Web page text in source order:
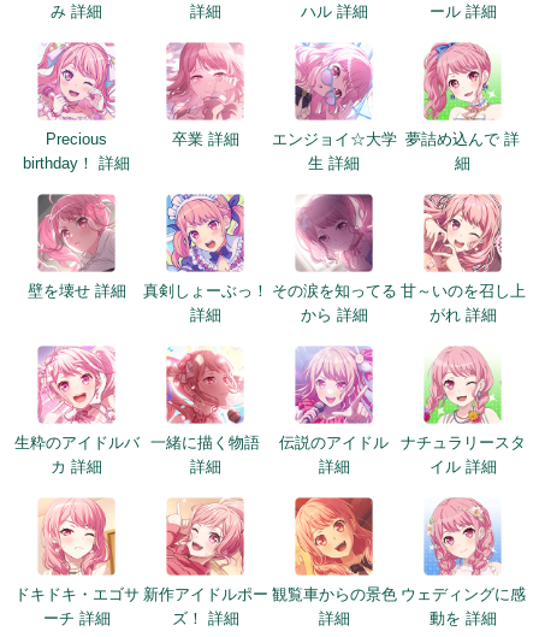
み 詳細 詳細 ハル 詳細 ール 詳細
Precious
birthday！ 詳細
卒業 詳細
エンジョイ☆大学
生 詳細
夢詰め込んで 詳
細
壁を壊せ 詳細
真剣しょーぶっ！
詳細
その涙を知ってる
から 詳細
甘～いのを召し上
がれ 詳細
生粋のアイドルバ
カ 詳細
一緒に描く物語
詳細
伝説のアイドル
詳細
ナチュラリースタ
イル 詳細
ドキドキ・エゴサ
ーチ 詳細
新作アイドルポー
ズ！ 詳細
観覧車からの景色
詳細
ウェディングに感
動を 詳細